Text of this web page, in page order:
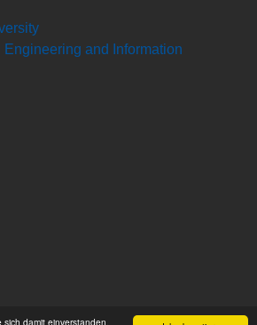
damit einverstanden,
Engineering and Information